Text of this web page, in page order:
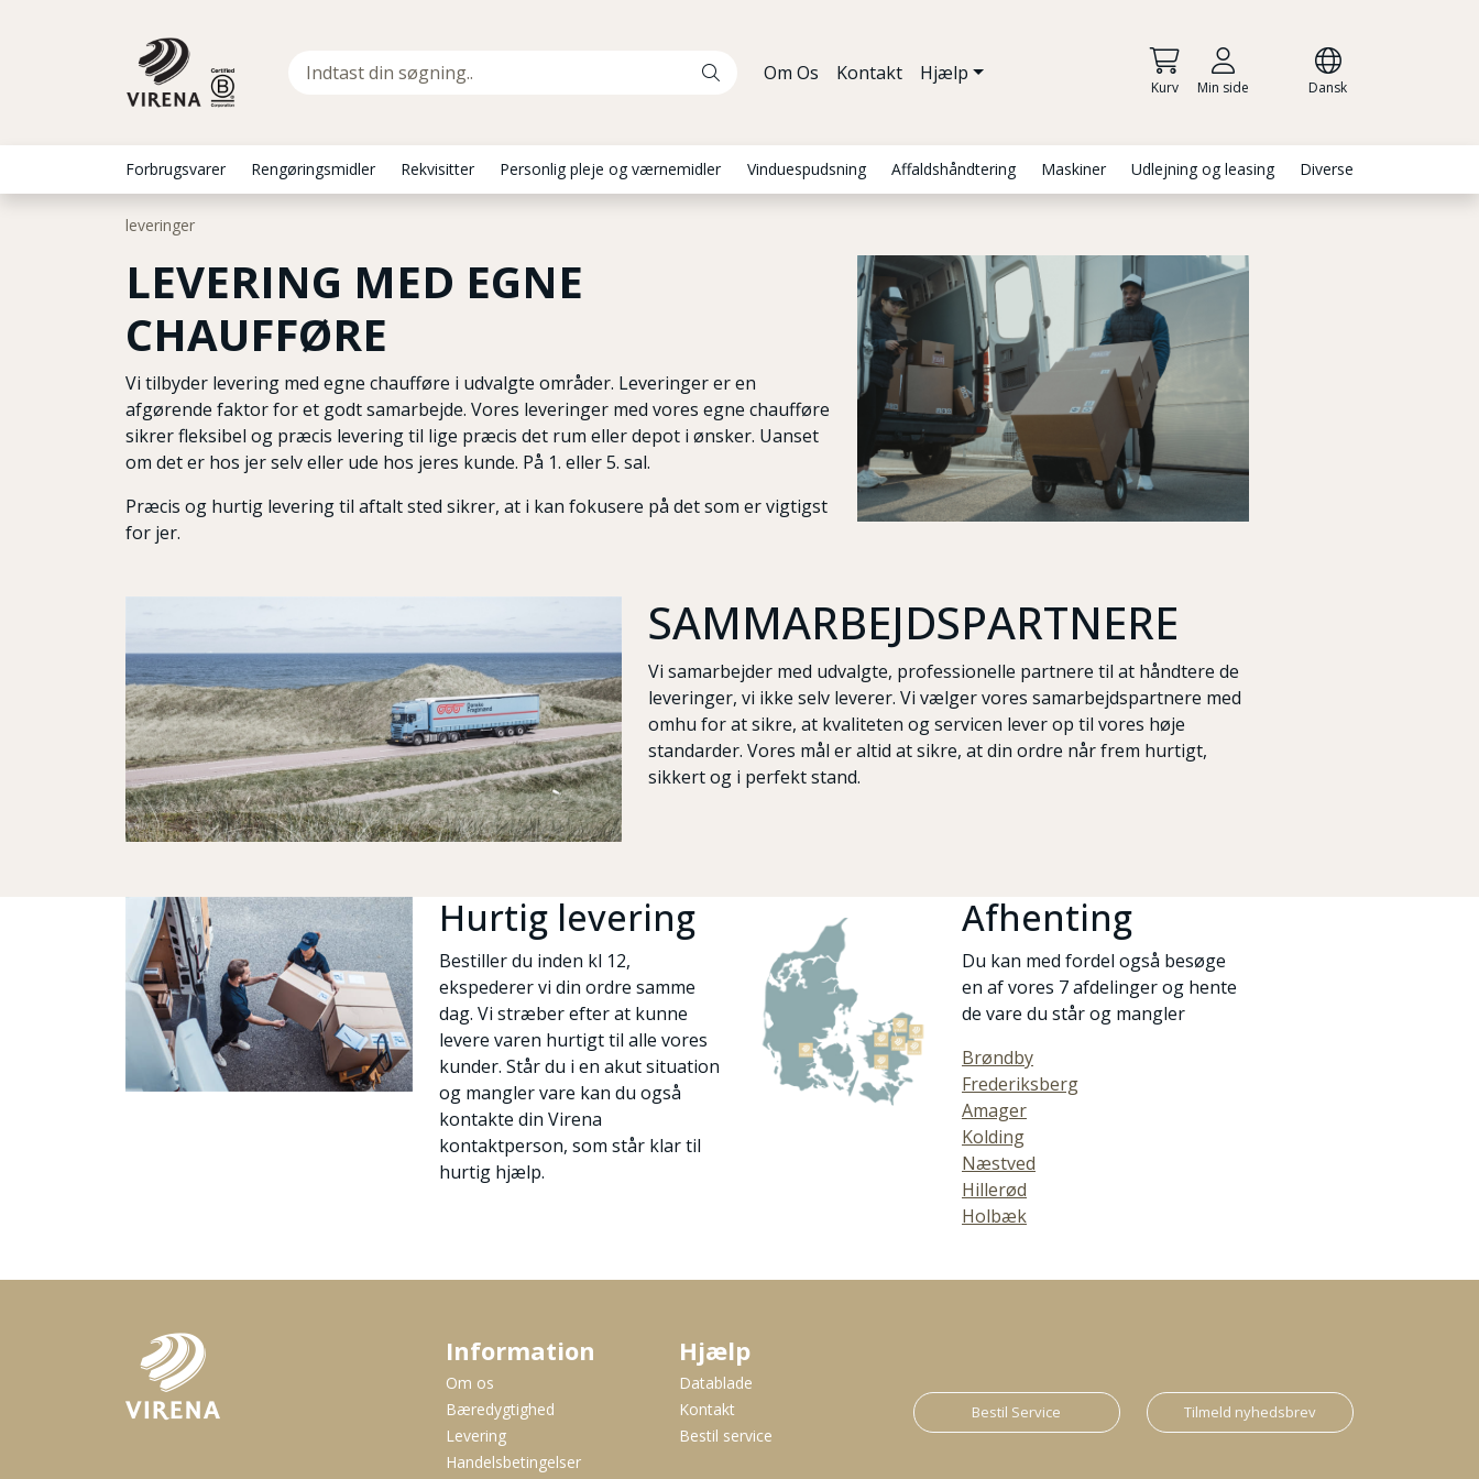
Om Os Kontakt Hjælp
Kurv Min side Dansk
Forbrugsvarer Rengøringsmidler Rekvisitter Personlig pleje og værnemidler Vinduespudsning Affaldshåndtering Maskiner Udlejning og leasing Diverse
leveringer
LEVERING MED EGNE
CHAUFFØRE
Vi tilbyder levering med egne chaufføre i udvalgte områder. Leveringer er en
afgørende faktor for et godt samarbejde. Vores leveringer med vores egne chaufføre
sikrer fleksibel og præcis levering til lige præcis det rum eller depot i ønsker. Uanset
om det er hos jer selv eller ude hos jeres kunde. På 1. eller 5. sal.
Præcis og hurtig levering til aftalt sted sikrer, at i kan fokusere på det som er vigtigst
for jer.
SAMMARBEJDSPARTNERE
Vi samarbejder med udvalgte, professionelle partnere til at håndtere de
leveringer, vi ikke selv leverer. Vi vælger vores samarbejdspartnere med
omhu for at sikre, at kvaliteten og servicen lever op til vores høje
standarder. Vores mål er altid at sikre, at din ordre når frem hurtigt,
sikkert og i perfekt stand.
Hurtig levering
Bestiller du inden kl 12,
ekspederer vi din ordre samme
dag. Vi stræber efter at kunne
levere varen hurtigt til alle vores
kunder. Står du i en akut situation
og mangler vare kan du også
kontakte din Virena
kontaktperson, som står klar til
hurtig hjælp.
Afhenting
Du kan med fordel også besøge
en af vores 7 afdelinger og hente
de vare du står og mangler
Brøndby
Frederiksberg
Amager
Kolding
Næstved
Hillerød
Holbæk
Information
Om os
Bæredygtighed
Levering
Handelsbetingelser
Hjælp
Datablade
Kontakt
Bestil service
Bestil Service Tilmeld nyhedsbrev